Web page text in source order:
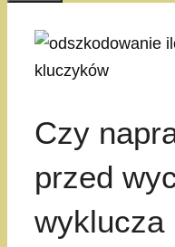
Czy
przed
wyklucza